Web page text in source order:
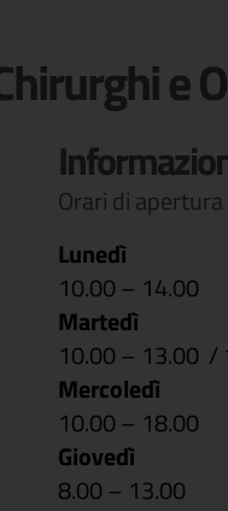
e
Orari di apertura
Lunedì
10.00 – 14.00
Martedì
10.00 – 13.00 /
Mercoledì
10.00 – 18.00
Giovedì
8.00 – 13.00